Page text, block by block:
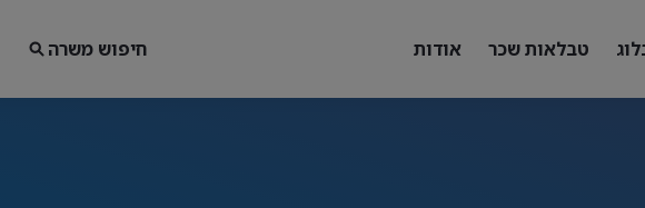
טבלאות שכר אודות חיפוש משרה